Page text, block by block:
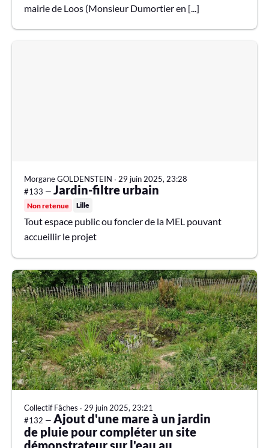
mairie de Loos (Monsieur Dumortier en [...]
Morgane GOLDENSTEIN ∙ 29 juin 2025, 23:28
#133 — Jardin-filtre urbain
Non retenue Lille
Tout espace public ou foncier de la MEL pouvant
accueillir le projet
Collectif Fâches ∙ 29 juin 2025, 23:21
#132 — Ajout d'une mare à un jardin
de pluie pour compléter un site
démonstrateur sur l'eau au